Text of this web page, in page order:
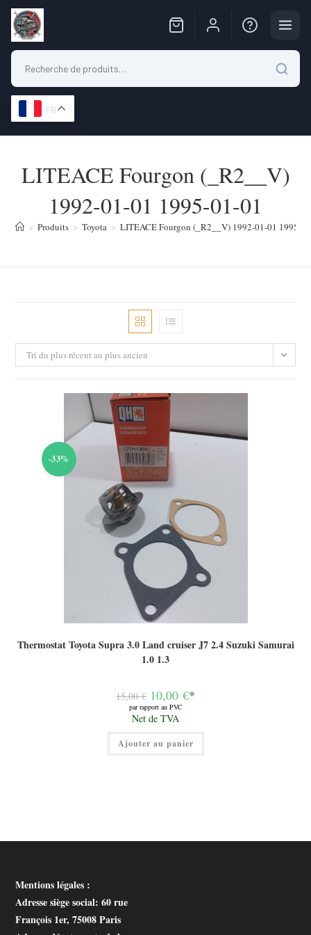
FR
contentLITEACE Fourgon (_R2__V)
1992-01-01 1995-01-01
> Produits > Toyota > LITEACE Fourgon (_R2__V) 1992-01-01 1995-
Tri du plus récent au plus ancien
-33%
Thermostat Toyota Supra 3.0 Land cruiser J7 2.4 Suzuki Samurai
1.0 1.3
15,00€ Le
prix
initial
était :
15,00 €.
10,00 €*
par rapport au PVC
Le
prix
actuel
est :
10,00 €.
Net de TVA
Ajouter au panier
Mentions légales :
Adresse siège social: 60 rue
François 1er, 75008 Paris